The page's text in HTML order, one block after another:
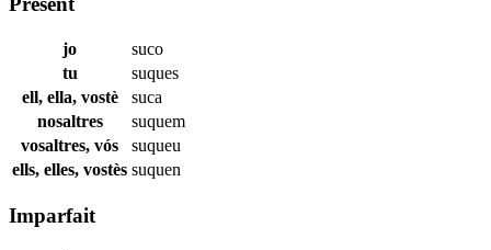
jo
suco
tu
suques
ell, ella, vostè
suca
nosaltres
suquem
vosaltres, vós
suqueu
ells, elles, vostès suquen
Imparfait